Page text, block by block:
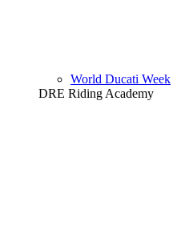
World Ducati Week
DRE Riding Academy